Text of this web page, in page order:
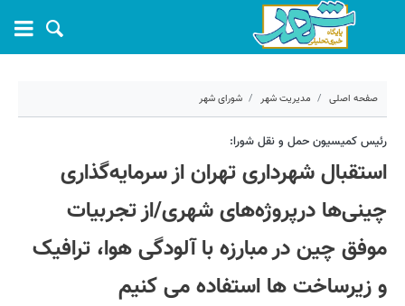
صفحه اصلی مدیریت شهر شورای شهر
کد مطلب: 44171
رئیس کمیسیون حمل و نقل شورا:
استقبال شهرداری تهران از سرمایه‌گذاری
چینی‌ها درپروژه‌های شهری/از تجربیات
موفق چین در مبارزه با آلودگی هوا، ترافیک
و زیرساخت ها استفاده می کنیم